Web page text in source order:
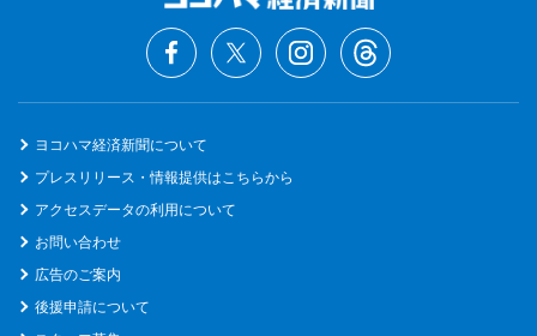
ヨコハマ経済新聞について
プレスリリース・情報提供はこちらから
アクセスデータの利用について
お問い合わせ
広告のご案内
後援申請について